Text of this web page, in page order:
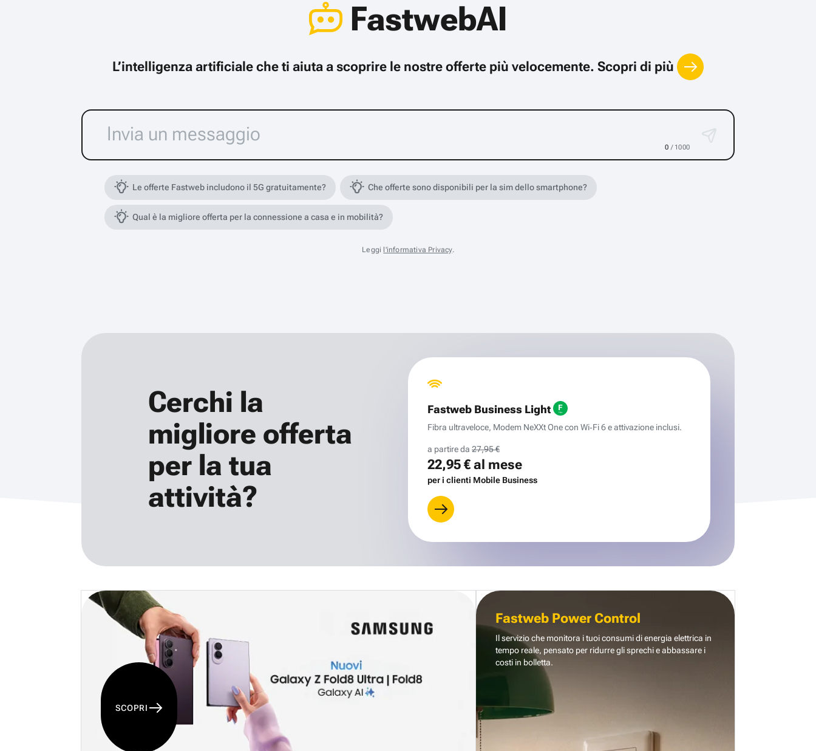
FastwebAI
L’intelligenza artificiale che ti aiuta a scoprire le nostre offerte più velocemente. Scopri di più
0 / 1000
Le offerte Fastweb includono il 5G gratuitamente? Che offerte sono disponibili per la sim dello smartphone?
Qual è la migliore offerta per la connessione a casa e in mobilità?
Leggi l'informativa Privacy.
Cerchi la
migliore offerta
per la tua
attività?
Fastweb Business Light
Fibra ultraveloce, Modem NeXXt One con Wi‑Fi 6 e attivazione inclusi.
a partire da 27,95 €
22,95 €al mese
per i clienti Mobile Business
SCOPRI
Fastweb Power Control
Il servizio che monitora i tuoi consumi di energia elettrica in
tempo reale, pensato per ridurre gli sprechi e abbassare i
costi in bolletta.